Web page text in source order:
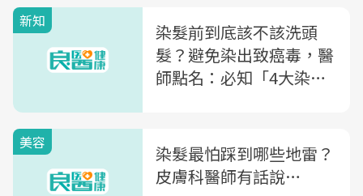
新知
染髮前到底該不該洗頭
髮？避免染出致癌毒，醫
師點名：必知「4大染髮
美容
染髮最怕踩到哪些地雷？
皮膚科醫師有話說…